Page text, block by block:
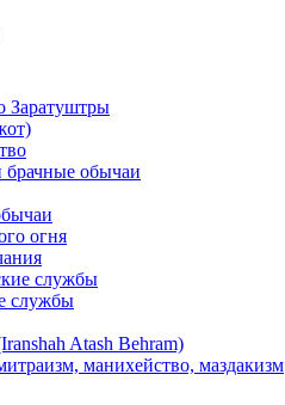
Заратуштры
брачные обычаи
огня
службы
службы
Atash Behram)
манихейство, маздакизм